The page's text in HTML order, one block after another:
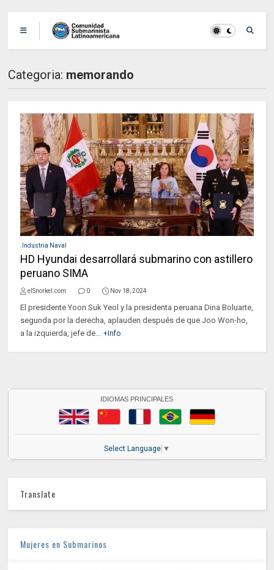
Categoria: memorando
.Industria Naval
HD Hyundai desarrollará submarino con astillero
peruano SIMA
elSnorkel.com 0 Nov 18, 2024
El presidente Yoon Suk Yeol y la presidenta peruana Dina Boluarte,
segunda por la derecha, aplauden después de que Joo Won-ho,
a la izquierda, jefe de... +Info
IDIOMAS PRINCIPALES
Select Language ▼
Translate
Mujeres en Submarinos